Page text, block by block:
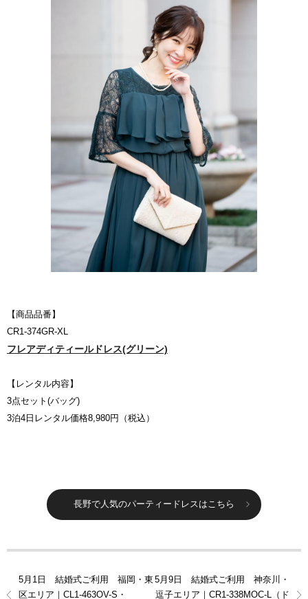
【商品品番】
CR1-374GR-XL
フレアディティールドレス(グリーン)
【レンタル内容】
3点セット(バッグ)
3泊4日レンタル価格8,980円（税込）
長野で人気のパーティードレスはこちら
5月1日 結婚式ご利用 福岡・東
区エリア｜CL1-463OV-S・
5月9日 結婚式ご利用 神奈川・
逗子エリア｜CR1-338MOC-L（ド